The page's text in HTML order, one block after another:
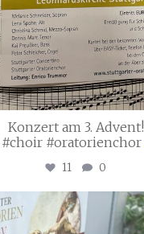
Konzert am 3. Advent!
#choir #oratorienchor
11 0
stuttgarter_oratorienchor
Juli 23